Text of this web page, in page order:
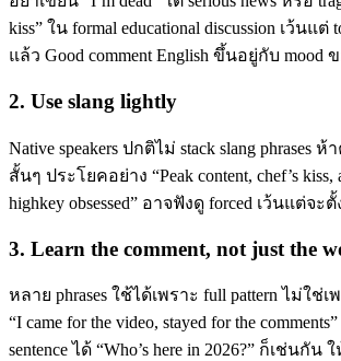
kiss” ใน formal educational discussion เว้นแต่
แล้ว Good comment English ขึ้นอยู่กับ mood
2. Use slang lightly
Native speakers ปกติไม่ stack slang phrases ห้
สั้นๆ ประโยคอย่าง “Peak content, chef’s kiss,
highkey obsessed” อาจฟังดู forced เว้นแต่จะ
3. Learn the comment, not just the
หลาย phrases ใช้ได้เพราะ full pattern ไม่ใช่เ
“I came for the video, stayed for the
sentence ได้ “Who’s here in 2026?” ก็เช่นกัน